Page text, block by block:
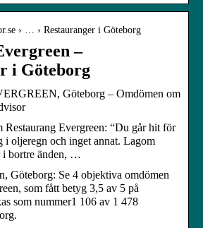
› … › Restauranger i Göteborg
–
i Göteborg
Göteborg – Omdömen om
Restaurang Evergreen: “Du går hit för
i oljeregn och inget annat. Lagom
i bortre änden, …
Göteborg: Se 4 objektiva omdömen
som fått betyg 3,5 av 5 på
som nummer1 106 av 1 478